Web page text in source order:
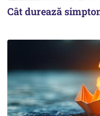
Cât durează